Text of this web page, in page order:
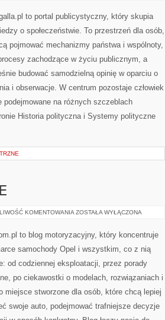
to portal publicystyczny, który skupia
o społeczeństwie. To przestrzeń dla osób,
pojmować mechanizmy państwa i wspólnoty,
zachodzące w życiu publicznym, a
budować samodzielną opinię w oparciu o
i obserwacje. W centrum pozostaje człowiek
na różnych szczeblach
Historia polityczna i Systemy polityczne
KOMENTOWANIA OPEL
ZOSTAŁA WYŁĄCZONA
to blog motoryzacyjny, który koncentruje
samochody Opel i wszystkim, co z nią
od codziennej eksploatacji, przez porady
po ciekawostki o modelach, rozwiązaniach i
miejsce stworzone dla osób, które chcą lepiej
swoje auto, podejmować trafniejsze decyzje